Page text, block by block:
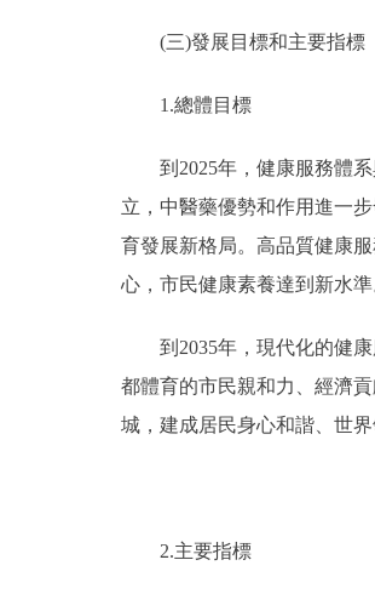
(三)發展目標和主要指標
1.總體目標
到2025年，健康服務體系
立，中醫藥優勢和作用進一
育發展新格局。高品質健康
心，市民健康素養達到新水準
到2035年，現代化的健康
都體育的市民親和力、經濟
城，建成居民身心和諧、世界
2.主要指標